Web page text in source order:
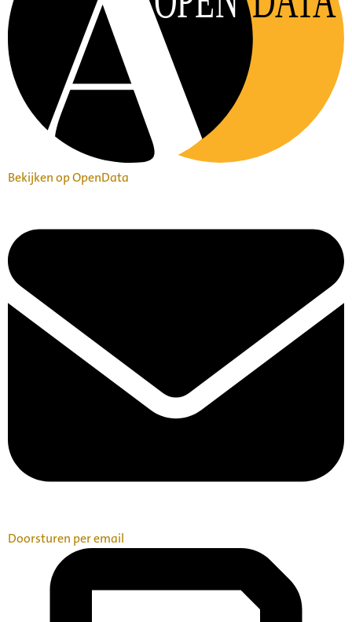
Bekijken op OpenData
Doorsturen per email